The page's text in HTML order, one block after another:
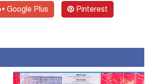
Google Plus Pinterest